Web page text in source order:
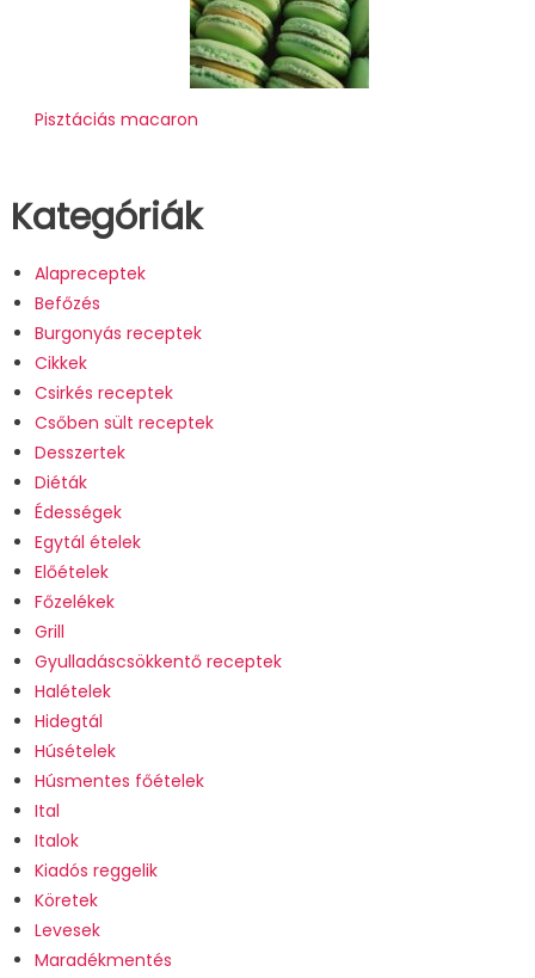
Pisztáciás macaron
Kategóriák
Alapreceptek
Befőzés
Burgonyás receptek
Cikkek
Csirkés receptek
Csőben sült receptek
Desszertek
Diéták
Édességek
Egytál ételek
Előételek
Főzelékek
Grill
Gyulladáscsökkentő receptek
Halételek
Hidegtál
Húsételek
Húsmentes főételek
Ital
Italok
Kiadós reggelik
Köretek
Levesek
Maradékmentés